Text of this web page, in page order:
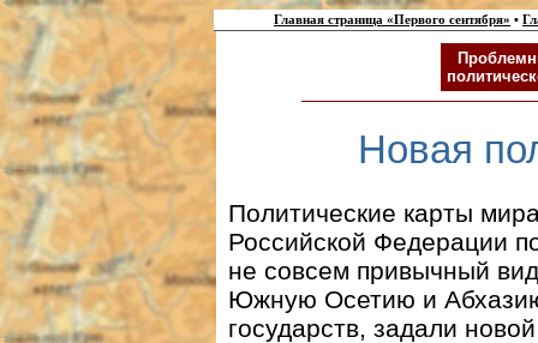
Главная страница «Первого сентября» •
Новая
Политические карты
Российской Федерации
не совсем привычный
Южную Осетию и
государств, задали